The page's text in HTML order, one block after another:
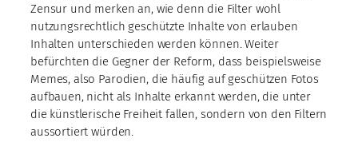
Zensur und merken an, wie denn die Filter wohl
nutzungsrechtlich geschützte Inhalte von erlauben
Inhalten unterschieden werden können. Weiter
befürchten die Gegner der Reform, dass beispielsweise
Memes, also Parodien, die häufig auf geschützen Fotos
aufbauen, nicht als Inhalte erkannt werden, die unter
die künstlerische Freiheit fallen, sondern von den Filtern
aussortiert würden.